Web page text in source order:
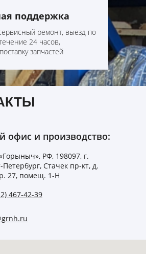
типа
обеспечивает
перемещения
в различные
ремонт, выезд по
24 часов,
запчастей
поддержка
офис и производство:
467-42-39
РФ, 198097, г.
Петербург, Стачек пр-кт, д.
27, помещ. 1-Н